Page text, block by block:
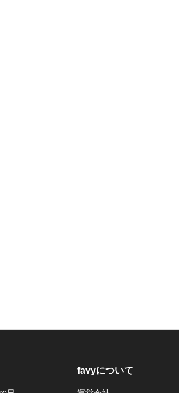
favyについて